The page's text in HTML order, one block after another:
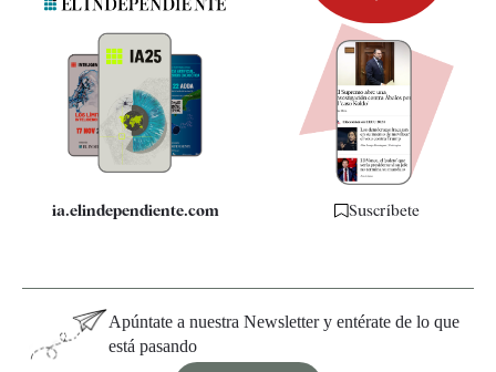
Quiénes somos
Especificaciones
ia.elindependiente.com Suscríbete
Apúntate a nuestra Newsletter y entérate de lo que
está pasando